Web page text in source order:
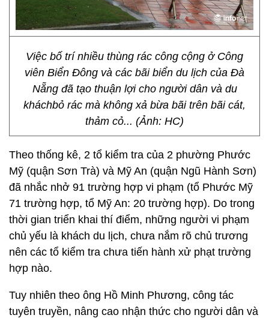
Việc bố trí nhiều thùng rác công cộng ở Công
viên Biển Đông và các bãi biển du lịch của Đà
Nẵng đã tạo thuận lợi cho người dân và du
kháchbỏ rác mà không xả bừa bãi trên bãi cát,
thảm cỏ... (Ảnh: HC)
Theo thống kê, 2 tổ kiểm tra của 2 phường Phước
Mỹ (quận Sơn Trà) và Mỹ An (quận Ngũ Hành Sơn)
đã nhắc nhở 91 trường hợp vi phạm (tổ Phước Mỹ
71 trường hợp, tổ Mỹ An: 20 trường hợp). Do trong
thời gian triển khai thí điểm, những người vi phạm
chủ yếu là khách du lịch, chưa nắm rõ chủ trương
nên các tổ kiểm tra chưa tiến hành xử phạt trường
hợp nào.
Tuy nhiên theo ông Hồ Minh Phương, công tác
tuyên truyền, nâng cao nhận thức cho người dân và